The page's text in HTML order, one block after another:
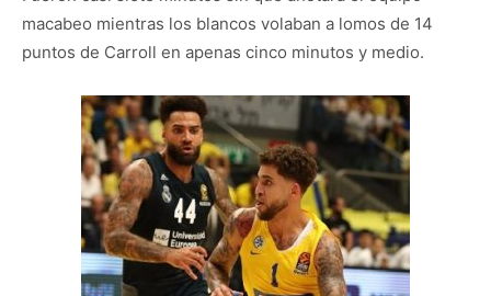
macabeo mientras los blancos volaban a lomos de 14
puntos de Carroll en apenas cinco minutos y medio.